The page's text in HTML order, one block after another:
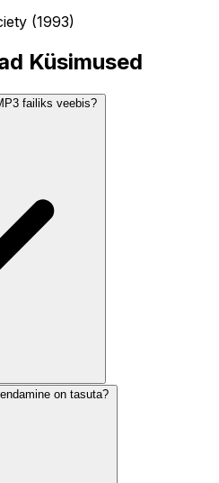
(1993)
Küsimused
failiks veebis?
on tasuta?